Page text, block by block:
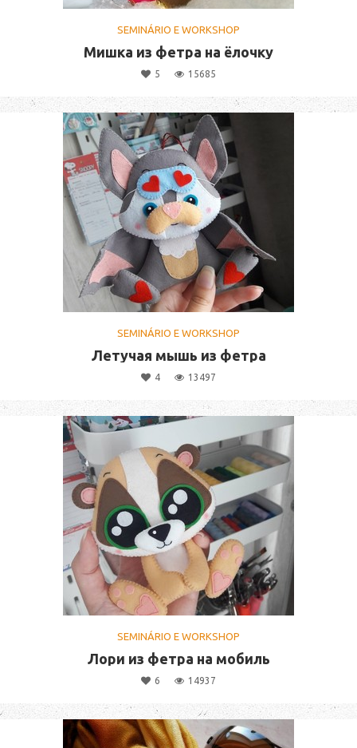
SEMINÁRIO E WORKSHOP
Мишка из фетра на ёлочку
5 15685
SEMINÁRIO E WORKSHOP
Летучая мышь из фетра
4 13497
SEMINÁRIO E WORKSHOP
Лори из фетра на мобиль
6 14937